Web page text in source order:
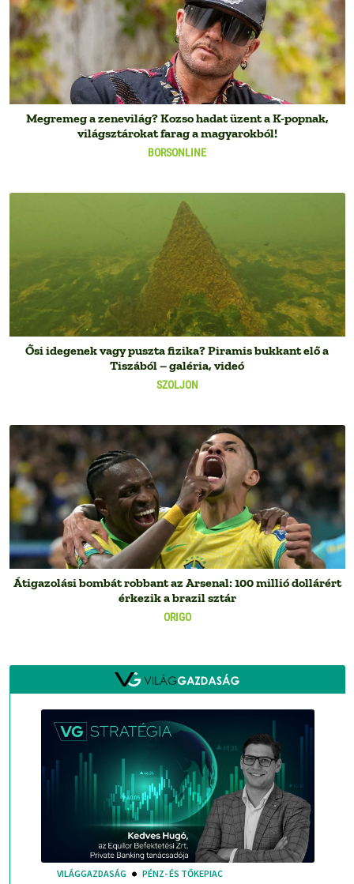
BORSONLINE
Megremeg a zenevilág? Kozso hadat üzent a K-popnak,
világsztárokat farag a magyarokból!
SZOLJON
Ősi idegenek vagy puszta fizika? Piramis bukkant elő a
Tiszából – galéria, videó
ORIGO
Átigazolási bombát robbant az Arsenal: 100 millió dollárért
érkezik a brazil sztár
VILÁGGAZDASÁG PÉNZ- ÉS TŐKEPIAC